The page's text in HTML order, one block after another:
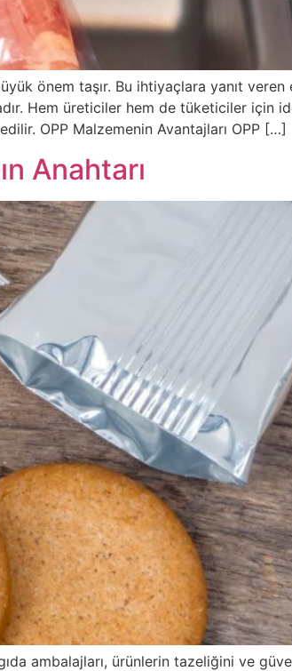
önem taşır. Bu ihtiyaçlara yanıt veren
Hem üreticiler hem de tüketiciler için
OPP Malzemenin Avantajları OPP […]
Anahtarı
ambalajları, ürünlerin tazeliğini ve